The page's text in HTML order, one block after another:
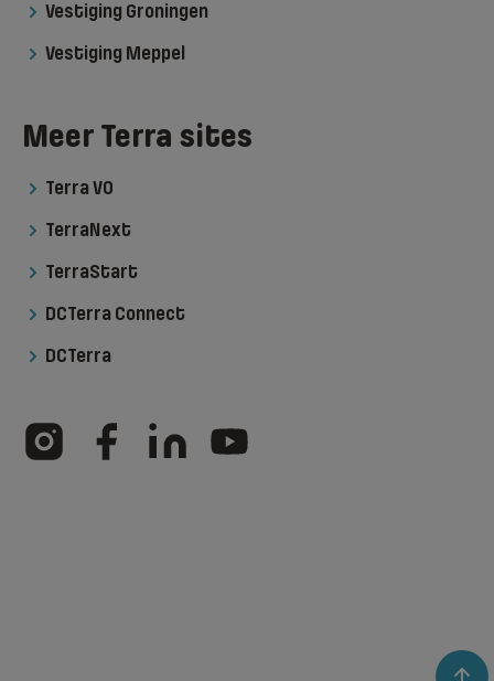
Vestiging Groningen
Vestiging Meppel
Meer Terra sites
Terra VO
TerraNext
TerraStart
DCTerra Connect
DCTerra